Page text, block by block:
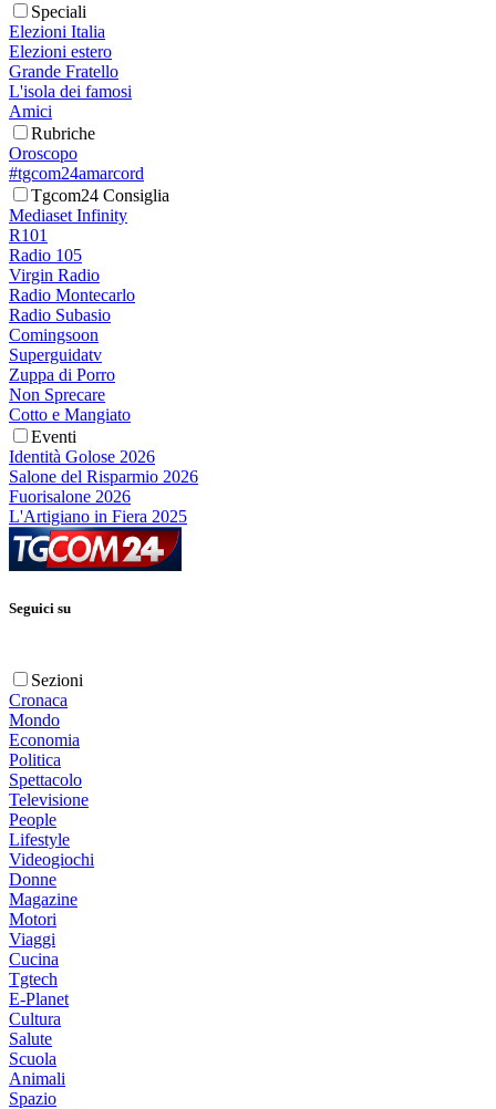
Speciali
Elezioni Italia
Elezioni estero
Grande Fratello
L'isola dei famosi
Amici
Rubriche
Oroscopo
#tgcom24amarcord
Tgcom24 Consiglia
Mediaset Infinity
R101
Radio 105
Virgin Radio
Radio Montecarlo
Radio Subasio
Comingsoon
Superguidatv
Zuppa di Porro
Non Sprecare
Cotto e Mangiato
Eventi
Identità Golose 2026
Salone del Risparmio 2026
Fuorisalone 2026
L'Artigiano in Fiera 2025
Seguici su
Sezioni
Cronaca
Mondo
Economia
Politica
Spettacolo
Televisione
People
Lifestyle
Videogiochi
Donne
Magazine
Motori
Viaggi
Cucina
Tgtech
E-Planet
Cultura
Salute
Scuola
Animali
Spazio